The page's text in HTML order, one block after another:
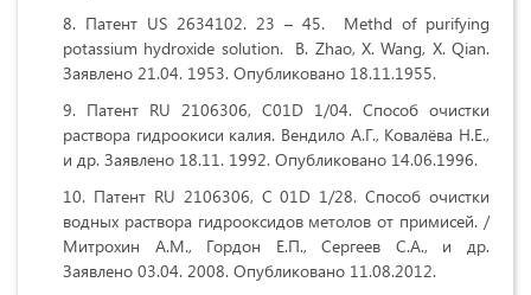
Патент US 2634102. 23 – 45. Methd of purifying
potassium hydroxide solution. B. Zhao, X. Wang, X. Qian.
Заявлено 21.04. 1953. Опубликовано 18.11.1955.
Патент RU 2106306, C01D 1/04. Способ очистки
раствора гидроокиси калия. Вендило А.Г., Ковалёва Н.Е.,
и др. Заявлено 18.11. 1992. Опубликовано 14.06.1996.
Патент RU 2106306, C 01D 1/28. Способ очистки
водных раствора гидрооксидов метолов от примисей. /
Митрохин А.М., Гордон Е.П., Сергеев С.А., и др.
Заявлено 03.04. 2008. Опубликовано 11.08.2012.